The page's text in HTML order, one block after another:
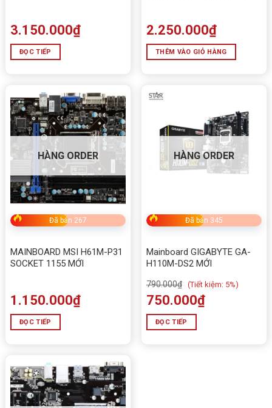
3.150.000₫
ĐỌC TIẾP
2.250.000₫
THÊM VÀO GIỎ HÀNG
HÀNG ORDER
Đã bán 267
MAINBOARD MSI H61M-P31
SOCKET 1155 MỚI
1.150.000₫
ĐỌC TIẾP
HÀNG ORDER
Đã bán 345
Mainboard GIGABYTE GA-
H110M-DS2 MỚI
790.000₫ (Tiết kiệm: 5%)
750.000₫
ĐỌC TIẾP